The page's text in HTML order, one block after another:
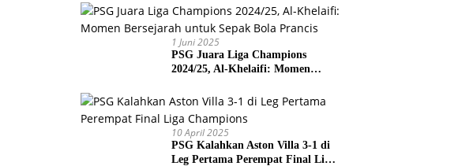
Dunia 2026
1 Juni 2025
PSG Juara Liga Champions
2024/25, Al-Khelaifi: Momen
Prancis
10 April 2025
PSG Kalahkan Aston Villa 3-1 di
Leg Pertama Perempat Final Liga